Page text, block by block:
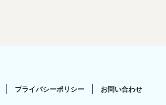
プライバシーポリシー お問い合わせ